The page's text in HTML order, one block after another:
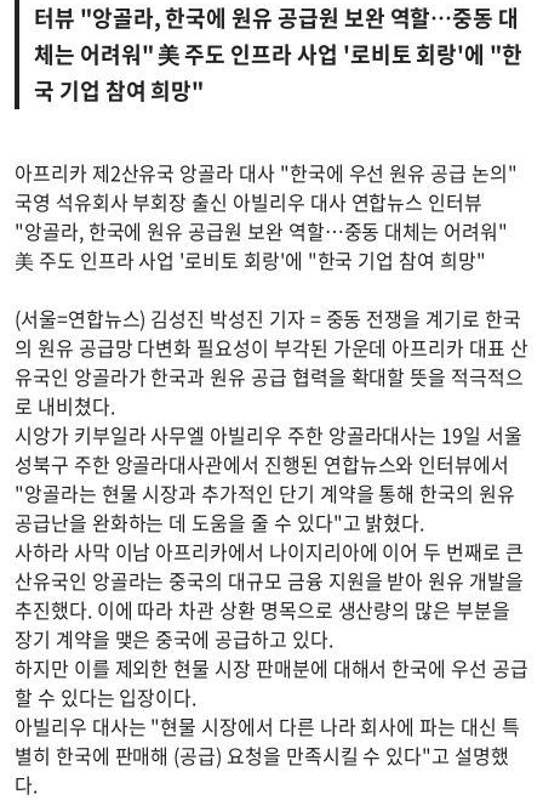
터뷰 "앙골라, 한국에 원유 공급원 보완 역할…중동 대
체는 어려워" 美 주도 인프라 사업 '로비토 회랑'에 "한
국 기업 참여 희망"
아프리카 제2산유국 앙골라 대사 "한국에 우선 원유 공급 논의"
국영 석유회사 부회장 출신 아빌리우 대사 연합뉴스 인터뷰
"앙골라, 한국에 원유 공급원 보완 역할…중동 대체는 어려워"
美 주도 인프라 사업 '로비토 회랑'에 "한국 기업 참여 희망"
(서울=연합뉴스) 김성진 박성진 기자 = 중동 전쟁을 계기로 한국
의 원유 공급망 다변화 필요성이 부각된 가운데 아프리카 대표 산
유국인 앙골라가 한국과 원유 공급 협력을 확대할 뜻을 적극적으
로 내비쳤다.
시앙가 키부일라 사무엘 아빌리우 주한 앙골라대사는 19일 서울
성북구 주한 앙골라대사관에서 진행된 연합뉴스와 인터뷰에서
"앙골라는 현물 시장과 추가적인 단기 계약을 통해 한국의 원유
공급난을 완화하는 데 도움을 줄 수 있다"고 밝혔다.
사하라 사막 이남 아프리카에서 나이지리아에 이어 두 번째로 큰
산유국인 앙골라는 중국의 대규모 금융 지원을 받아 원유 개발을
추진했다. 이에 따라 차관 상환 명목으로 생산량의 많은 부분을
장기 계약을 맺은 중국에 공급하고 있다.
하지만 이를 제외한 현물 시장 판매분에 대해서 한국에 우선 공급
할 수 있다는 입장이다.
아빌리우 대사는 "현물 시장에서 다른 나라 회사에 파는 대신 특
별히 한국에 판매해 (공급) 요청을 만족시킬 수 있다"고 설명했
다.